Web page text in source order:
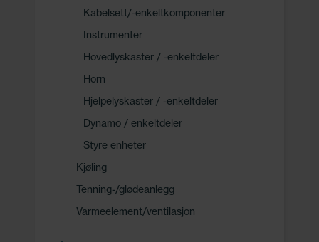
Kabelsett/-enkeltkomponenter
Instrumenter
Hovedlyskaster / -enkeltdeler
Horn
Hjelpelyskaster / -enkeltdeler
Dynamo / enkeltdeler
Styre enheter
Kjøling
Tenning-/glødeanlegg
Varmeelement/ventilasjon